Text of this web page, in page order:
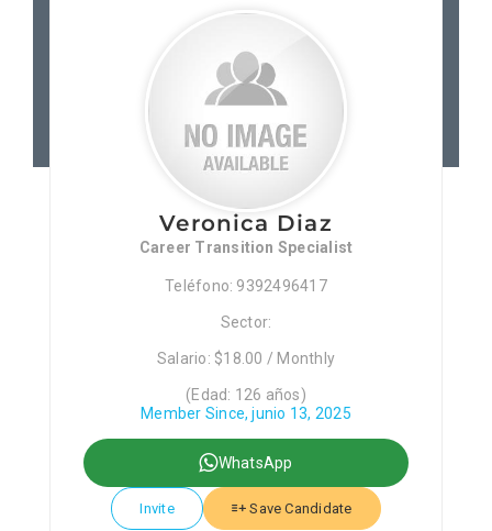
Junta Local Desarrollo
Adiestramientos
Eventos
Veronica Diaz
Career Transition Specialist
Teléfono: 9392496417
Sector:
Salario: $18.00 / Monthly
(Edad: 126 años)
Member Since, junio 13, 2025
WhatsApp
Invite Save Candidate